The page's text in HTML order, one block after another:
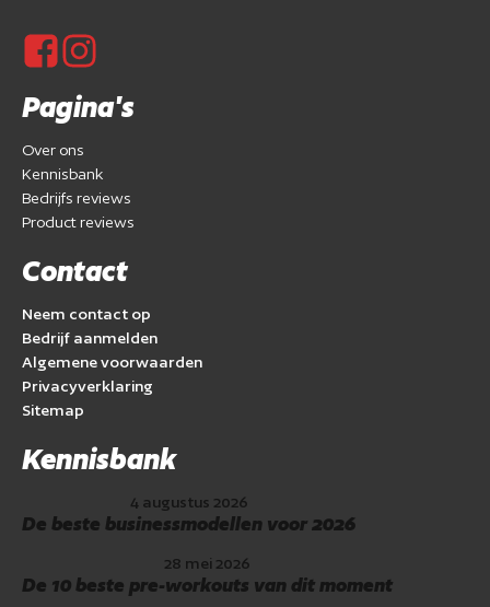
Pagina's
Over ons
Kennisbank
Bedrijfs reviews
Product reviews
Contact
Neem contact op
Bedrijf aanmelden
Algemene voorwaarden
Privacyverklaring
Sitemap
Kennisbank
4 augustus 2026
De beste businessmodellen voor 2026
28 mei 2026
De 10 beste pre-workouts van dit moment